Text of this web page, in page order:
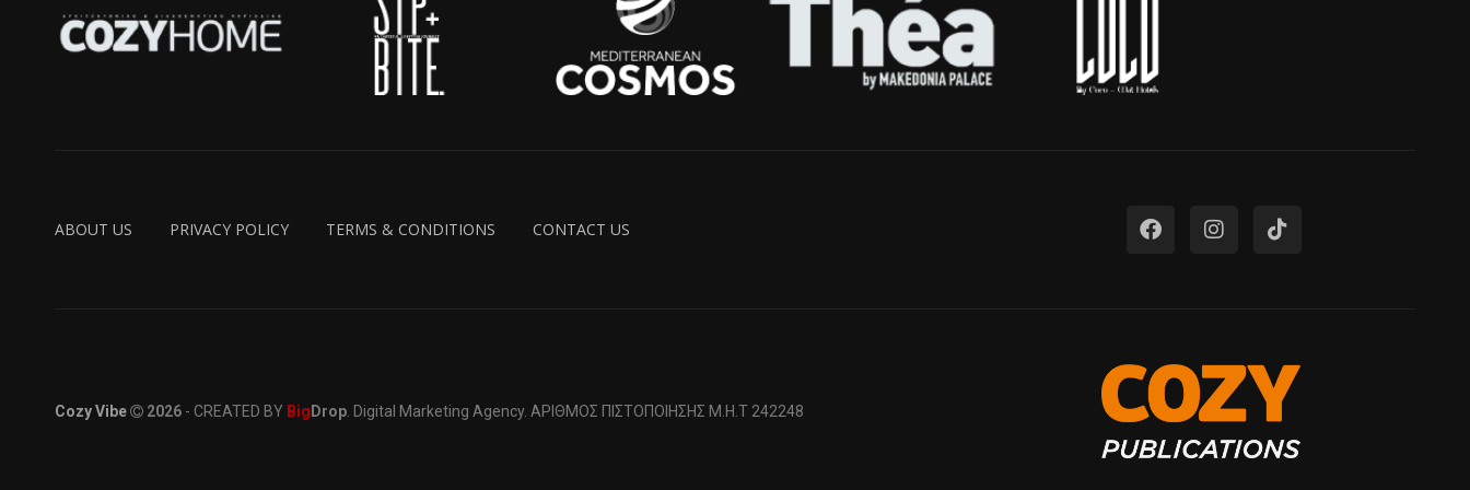
ABOUT US PRIVACY POLICY TERMS & CONDITIONS CONTACT US
Cozy Vibe 2026 - CREATED BY Big Drop . Digital Marketing Agency. ΑΡΙΘΜΟΣ ΠΙΣΤΟΠΟΙΗΣΗΣ Μ.Η.Τ 242248